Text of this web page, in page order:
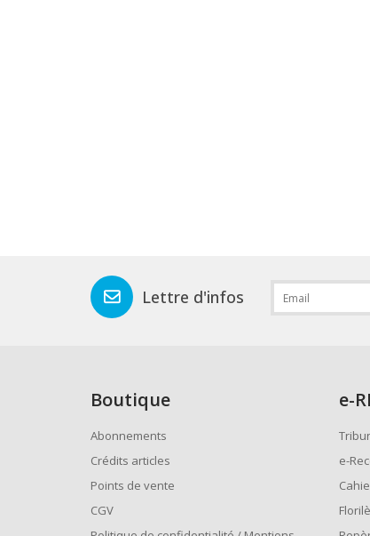
Lettre d'infos
Boutique
Abonnements
Crédits articles
Points de vente
CGV
e-
e-